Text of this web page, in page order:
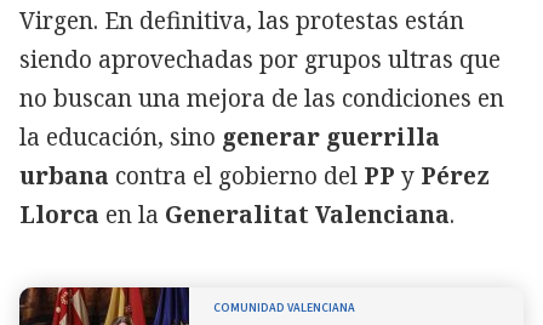
Virgen. En definitiva, las protestas están
siendo aprovechadas por grupos ultras que
no buscan una mejora de las condiciones en
la educación, sino generar guerrilla
urbana contra el gobierno del PP y Pérez
Llorca en la Generalitat Valenciana.
COMUNIDAD VALENCIANA